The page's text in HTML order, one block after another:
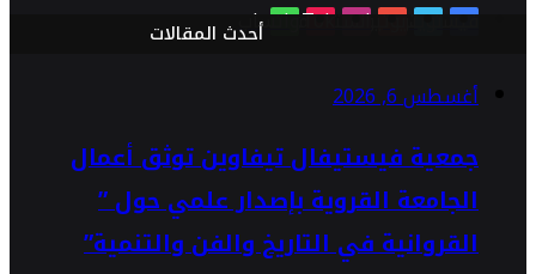
فيسبوك
تويتريوتيوبانستقرام
TikTokواتسابأحدث المقالات
أغسطس 6, 2026
جمعية فيستيفال تيفاوين توثق أعمال
الجامعة القروية بإصدار علمي حول ”
القروانية في التاريخ والفن والتنمية”